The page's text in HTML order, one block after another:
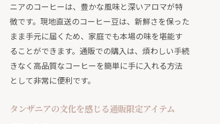
タンザニアの歴史とコーヒー文化の紹
介
通販で手に入るタンザニアのユニーク
なコーヒー豆
コーヒーを通じて触れるタンザニアの
タンザニアの伝統文化とコーヒーの関
ニアのコーヒーは、豊かな風味と深いアロマが特
徴です。現地直送のコーヒー豆は、新鮮さを保った
まま手元に届くため、家庭でも本場の味を堪能す
ることができます。通販での購入は、煩わしい手続
きなく高品質なコーヒーを簡単に手に入れる方法
として非常に便利です。
タンザニアの文化を感じる通販限定アイテム